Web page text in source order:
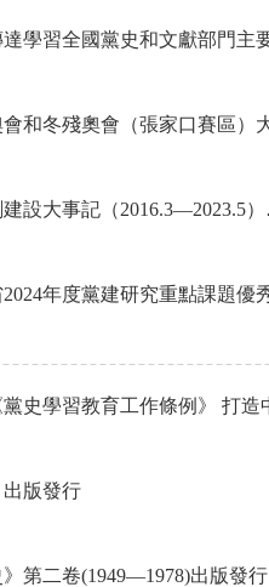
學習全國黨史和文獻部門主
和冬殘奧會（張家口賽區）
建設大事記（2016.3—2023.5
年度黨建研究重點課題優
史學習教育工作條例》 打
出版發行
第二卷(1949—1978)出版發行